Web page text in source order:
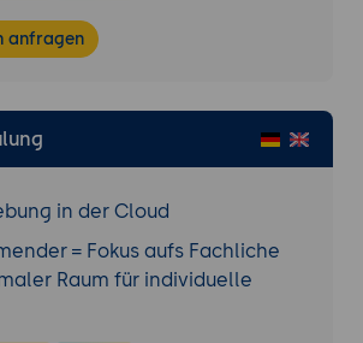
Debug Add-on verwenden
für-Schritt Debugger (Step
anfragen
in der Cloud
= Fokus aufs Fachliche
Raum für individuelle